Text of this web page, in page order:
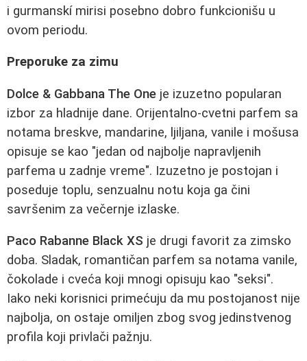
i gurmanskí mirisi posebno dobro funkcionišu u
ovom periodu.
Preporuke za zimu
Dolce & Gabbana The One je izuzetno popularan
izbor za hladnije dane. Orijentalno-cvetni parfem sa
notama breskve, mandarine, ljiljana, vanile i mošusa
opisuje se kao "jedan od najbolje napravljenih
parfema u zadnje vreme". Izuzetno je postojan i
poseduje toplu, senzualnu notu koja ga čini
savršenim za večernje izlaske.
Paco Rabanne Black XS je drugi favorit za zimsko
doba. Sladak, romantičan parfem sa notama vanile,
čokolade i cveća koji mnogi opisuju kao "seksi".
Iako neki korisnici primećuju da mu postojanost nije
najbolja, on ostaje omiljen zbog svog jedinstvenog
profila koji privlači pažnju.